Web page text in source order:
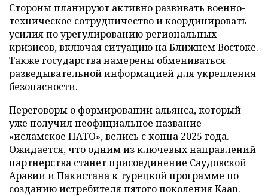
Стороны планируют активно развивать военно-
техническое сотрудничество и координировать
усилия по урегулированию региональных
кризисов, включая ситуацию на Ближнем Востоке.
Также государства намерены обмениваться
разведывательной информацией для укрепления
безопасности.
Переговоры о формировании альянса, который
уже получил неофициальное название
«исламское НАТО», велись с конца 2025 года.
Ожидается, что одним из ключевых направлений
партнерства станет присоединение Саудовской
Аравии и Пакистана к турецкой программе по
созданию истребителя пятого поколения Kaan.